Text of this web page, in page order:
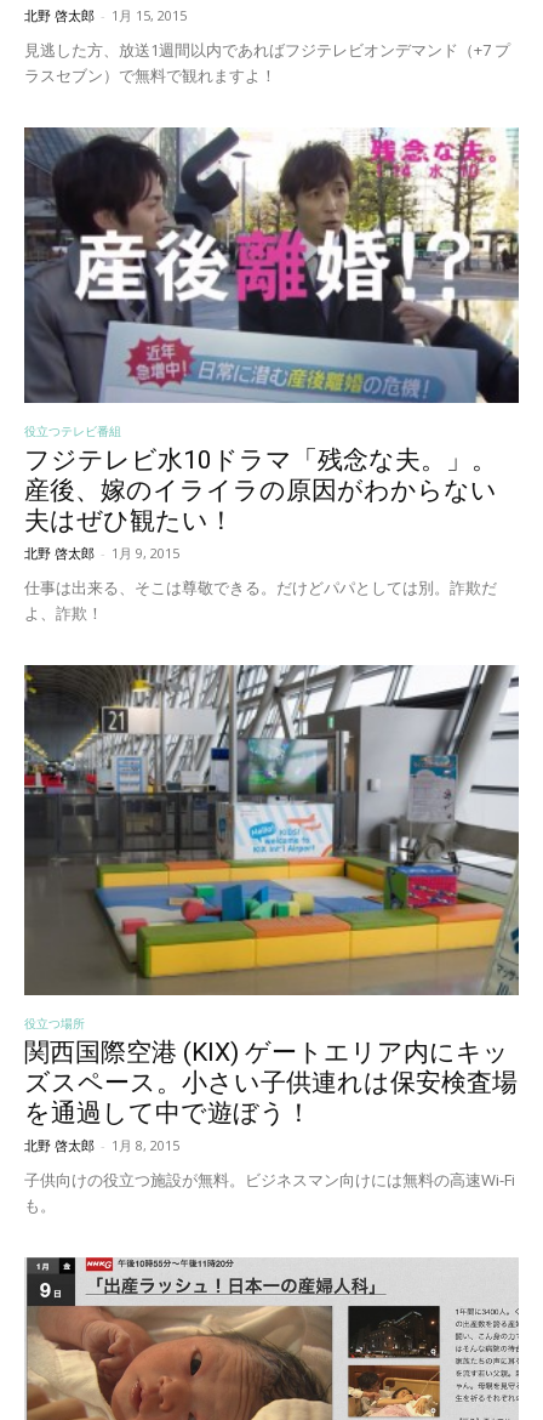
北野 啓太郎 - 1月 15, 2015
見逃した方、放送1週間以内であればフジテレビオンデマンド（+7 プ
ラスセブン）で無料で観れますよ！
役立つテレビ番組
フジテレビ水10ドラマ「残念な夫。」。
産後、嫁のイライラの原因がわからない
夫はぜひ観たい！
北野 啓太郎 - 1月 9, 2015
仕事は出来る、そこは尊敬できる。だけどパパとしては別。詐欺だ
よ、詐欺！
役立つ場所
関西国際空港 (KIX) ゲートエリア内にキッ
ズスペース。小さい子供連れは保安検査場
を通過して中で遊ぼう！
北野 啓太郎 - 1月 8, 2015
子供向けの役立つ施設が無料。ビジネスマン向けには無料の高速Wi-Fi
も。